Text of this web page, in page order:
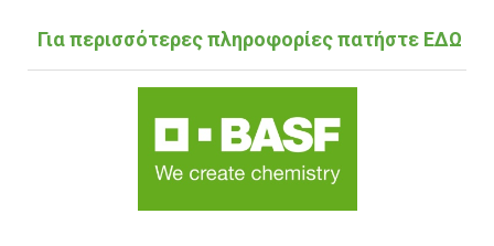
Για περισσότερες πληροφορίες πατήστε ΕΔΩ